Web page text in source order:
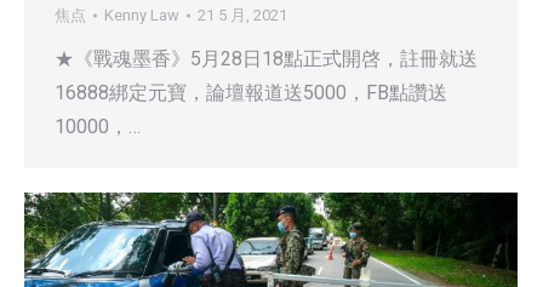
焦点 Kenny Law 21 5 月, 2021
★《戰魂墨香》5月28日18點正式開啓，註冊就送
16888綁定元寶，論壇報道送5000，FB點讚送
10000，…